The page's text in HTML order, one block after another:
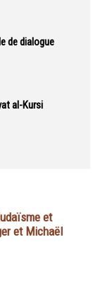
de dialogue
al-Kursi
et
et Michaël